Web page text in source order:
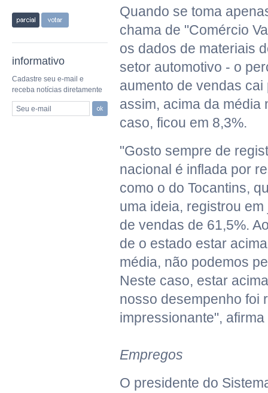
informativo
Cadastre seu e-mail e
receba notícias diretamente
Seu e-mail
Quando se toma
chama de "Comércio
os dados de materiais
setor automotivo - o
aumento de vendas
assim, acima da média
caso, ficou em 8,3%.
"Gosto sempre de
nacional é inflada por
como o do Tocantins,
uma ideia, registrou
de vendas de 61,5%.
de o estado estar
média, não podemos
Neste caso, estar
nosso desempenho foi
impressionante",
Empregos
O presidente do